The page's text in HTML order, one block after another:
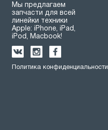
Мы предлагаем
запчасти для всей
линейки техники
Apple: iPhone, iPad,
iPod, Macbook!
Политика конфиденциальности